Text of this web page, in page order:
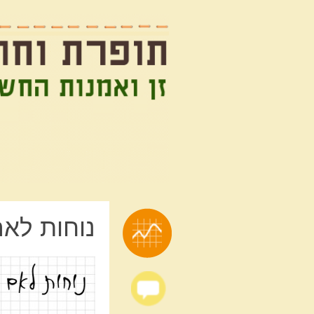
תופרת וחופרת
זן ואמנות החשבתי על זה קודם
נוחות